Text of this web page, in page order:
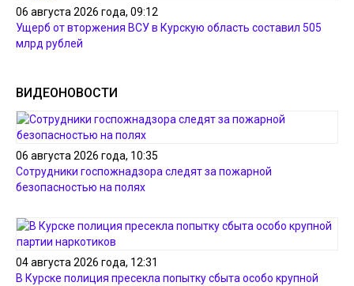
06 августа 2026 года, 09:12
Ущерб от вторжения ВСУ в Курскую область составил 505
млрд рублей
ВИДЕОНОВОСТИ
06 августа 2026 года, 10:35
Сотрудники госпожнадзора следят за пожарной
безопасностью на полях
04 августа 2026 года, 12:31
В Курске полиция пресекла попытку сбыта особо крупной